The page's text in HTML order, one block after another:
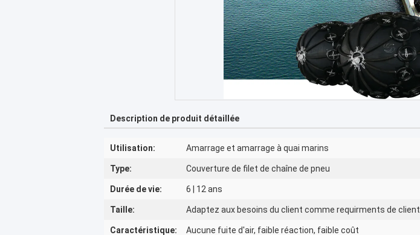
Description de produit détaillée
Utilisation: Amarrage et amarrage à quai marins
Type: Couverture de filet de chaîne de pneu
Durée de vie: 6 | 12 ans
Taille: Adaptez aux besoins du client comme requirments de client
Caractéristique: Aucune fuite d'air, faible réaction, faible coût